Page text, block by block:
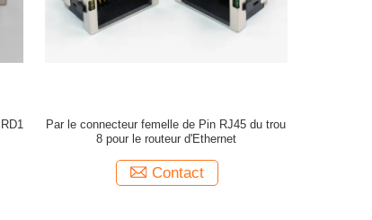
Par le connecteur femelle de Pin RJ45 du trou
8 pour le routeur d'Ethernet
Contact